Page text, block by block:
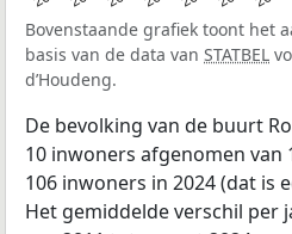
Bovenstaande grafiek toont het
basis van de data van STATBEL
d’Houdeng.
De bevolking van de buurt
10 inwoners afgenomen van
106 inwoners in 2024 (dat is
Het gemiddelde verschil per